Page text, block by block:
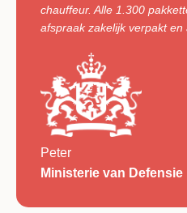
chauffeur. Alle 1.300
afspraak zakelijk verpakt
Peter
Ministerie van Defensie